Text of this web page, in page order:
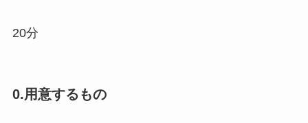
20分
0.用意するもの